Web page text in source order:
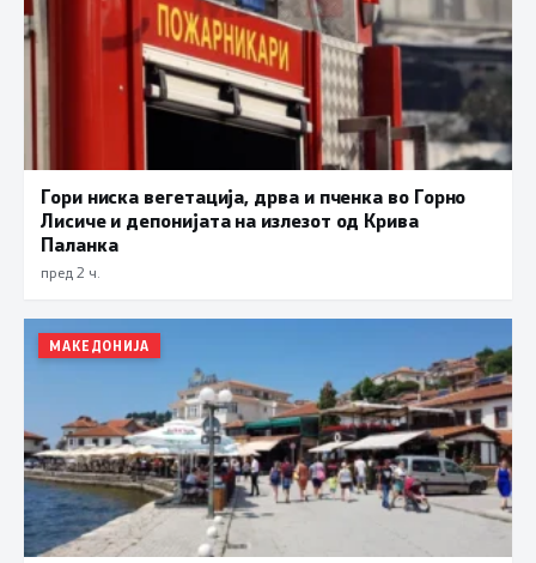
Гори ниска вегетација, дрва и пченка во Горно
Лисиче и депонијата на излезот од Крива
Паланка
пред 2 ч.
МАКЕДОНИЈА